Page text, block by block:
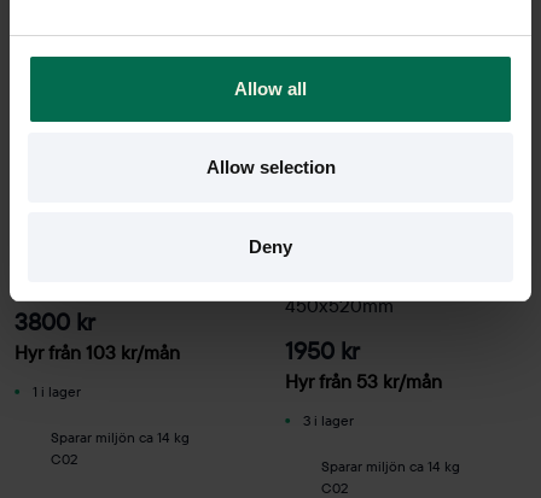
Allow all
Allow selection
Deny
3800 kr
Hyr från 103 kr/mån
1 i lager
Sparar miljön ca 14 kg
C02
450x520mm
1950 kr
Hyr från 53 kr/mån
3 i lager
Sparar miljön ca 14 kg
C02